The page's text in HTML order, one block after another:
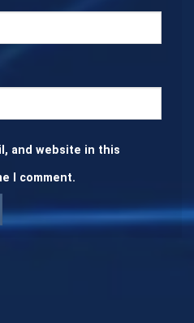
and website in this
I comment.